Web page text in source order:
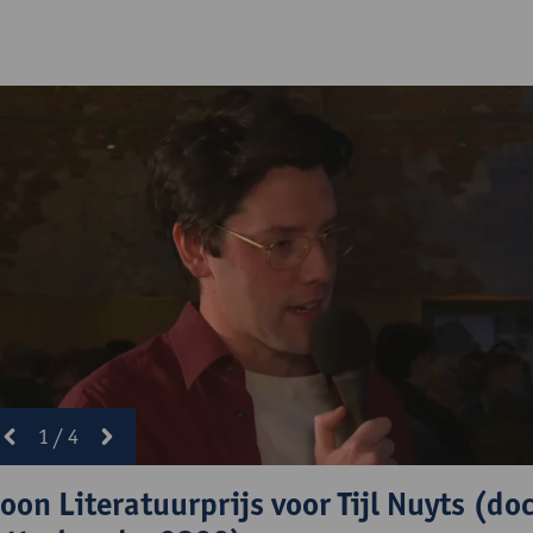
Literatuurprijs voor Tijl Nuyts
prev
1 /4